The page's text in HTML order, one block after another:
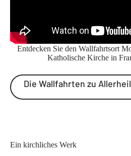
Entdecken Sie den Wallfahrtsort
Katholische Kirche in
Die Wallfahrten zu
Ein kirchliches Werk